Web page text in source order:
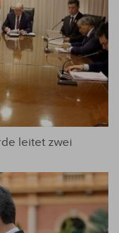
leitet zwei